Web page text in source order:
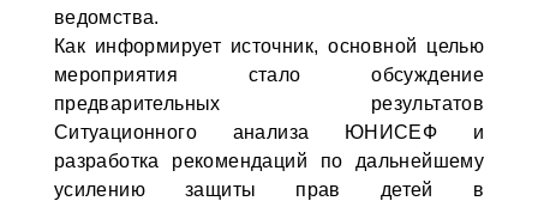
ведомства.
Как информирует источник, основной целью
мероприятия стало обсуждение
предварительных результатов
Ситуационного анализа ЮНИСЕФ и
разработка рекомендаций по дальнейшему
усилению защиты прав детей в